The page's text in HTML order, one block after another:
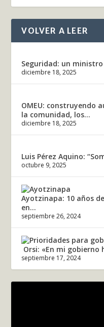
VOLVER A LEER
Seguridad: un
diciembre 18, 2025
OMEU: construyendo
la comunidad, los...
diciembre 18, 2025
Luis Pérez Aquino:
octubre 9, 2025
Ayotzinapa: 10 años
en...
septiembre 26, 2024
Orsi: «En mi
septiembre 17, 2024